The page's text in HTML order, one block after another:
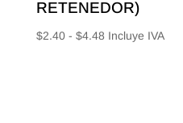
RETENEDOR)
$2.40 - $4.48Rango
Incluye IVA